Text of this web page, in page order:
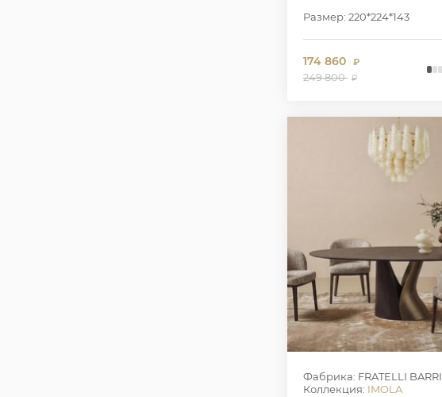
Размер: 220*224*143
174 860 ₽
249 800 ₽
Фабрика: FRATELLI BARRI
Коллекция: IMOLA